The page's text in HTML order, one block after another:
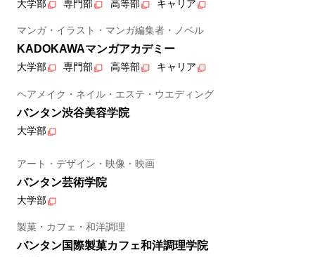
大学部 専門部 高等部 キャリア
マンガ・イラスト・マンガ編集者・ノベル
KADOKAWAマンガアカデミー
大学部 専門部 高等部 キャリア
ヘアメイク・ネイル・エステ・ウエディング
バンタン渋谷美容学院
大学部
アート・デザイン・映像・映画
バンタン芸術学院
大学部
製菓・カフェ・和洋調理
バンタン国際製菓カフェ和洋調理学院